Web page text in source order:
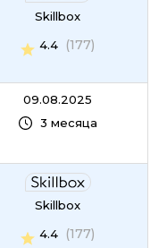
Skillbox
4.4
(177)
09.08.2025
3 месяца
Skillbox
4.4
(177)